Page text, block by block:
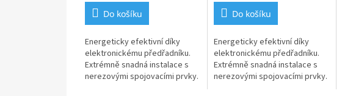
Do košíku
Energeticky efektivní díky
elektronickému předřadníku.
Extrémně snadná instalace s
nerezovými spojovacími prvky.
Do košíku
Energeticky efektivní díky
elektronickému předřadníku.
Extrémně snadná instalace s
nerezovými spojovacími prvky.